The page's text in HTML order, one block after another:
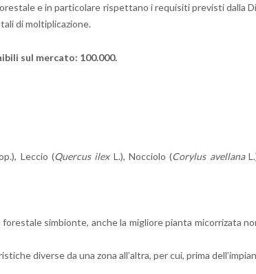
e in par­ti­co­la­re ri­spet­ta­no i re­qui­si­ti pre­vi­sti dalla
di mol­ti­pli­ca­zio­ne.
sul mer­ca­to: 100.000.
Lec­cio (Quer­cus ilexL.), Noc­cio­lo (Co­ry­lus avel­la­na
sim­bion­te, anche la mi­glio­re pian­ta mi­cor­ri­za­ta
di­ver­se da una zona al­l’al­tra, per cui, prima